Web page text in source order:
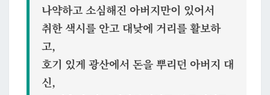
나약하고 소심해진 아버지만이 있어서
취한 색시를 안고 대낮에 거리를 활보하
고,
호기 있게 광산에서 돈을 뿌리던 아버지 대
신,